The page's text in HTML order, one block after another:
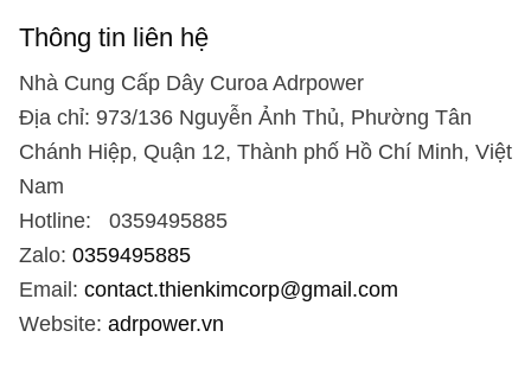
Thông tin liên hệ
Nhà Cung Cấp Dây Curoa Adrpower
Địa chỉ: 973/136 Nguyễn Ảnh Thủ, Phường Tân
Chánh Hiệp, Quận 12, Thành phố Hồ Chí Minh, Việt
Nam
Hotline: 0359495885
Zalo: 0359495885
Email: contact.thienkimcorp@gmail.com
Website: adrpower.vn